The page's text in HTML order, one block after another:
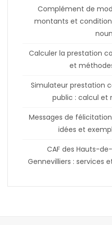
Complément de
montants et
Calculer la prestation
et
Simulateur prestation
public : calcul et
Messages de
idées et
CAF des Hauts-
Gennevilliers : services